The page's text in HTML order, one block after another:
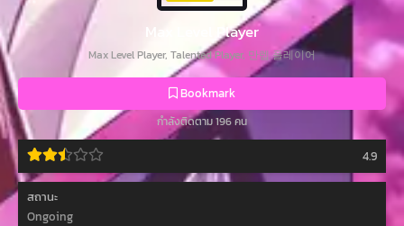
Max Level Player
Max Level Player, Talented Player, 만렙 플레이어
Bookmark
กำลังติดตาม 196 คน
4.9
สถานะ
Ongoing